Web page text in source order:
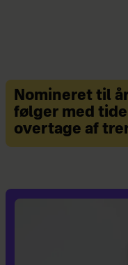
Nomineret til
følger med
overtage af